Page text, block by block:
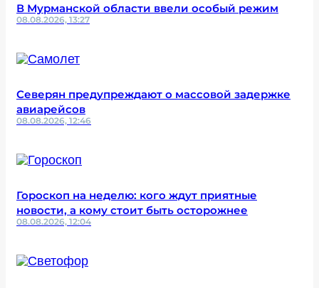
В Мурманской области ввели особый режим
08.08.2026, 13:27
Северян предупреждают о массовой задержке
авиарейсов
08.08.2026, 12:46
Гороскоп на неделю: кого ждут приятные
новости, а кому стоит быть осторожнее
08.08.2026, 12:04